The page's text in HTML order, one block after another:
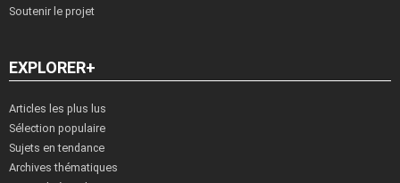
Soutenir le projet
EXPLORER+
Articles les plus lus
Sélection populaire
Sujets en tendance
Archives thématiques